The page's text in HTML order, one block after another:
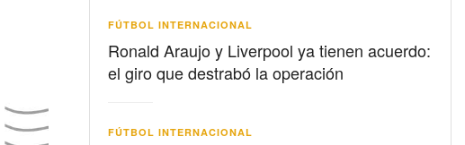
FÚTBOL INTERNACIONAL
Ronald Araujo y Liverpool ya tienen acuerdo:
el giro que destrabó la operación
FÚTBOL INTERNACIONAL